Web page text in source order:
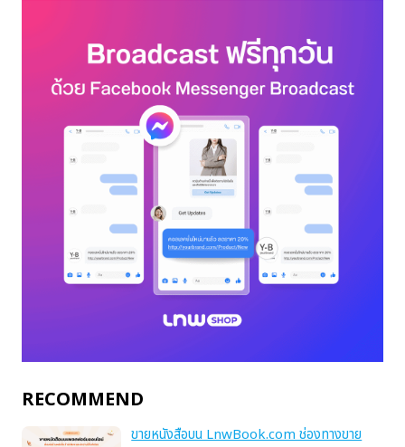
RECOMMEND
ขายหนังสือบน LnwBook.com ช่องทางขาย